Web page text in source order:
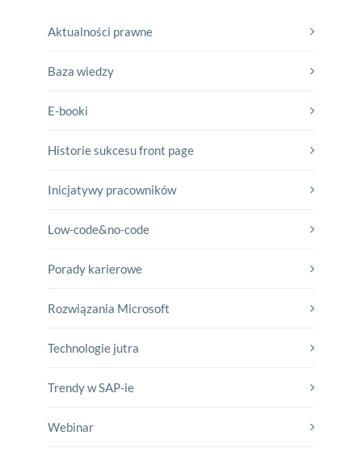
Aktualności prawne
Baza wiedzy
E-booki
Historie sukcesu front page
Inicjatywy pracowników
Low-code&no-code
Porady karierowe
Rozwiązania Microsoft
Technologie jutra
Trendy w SAP-ie
Webinar